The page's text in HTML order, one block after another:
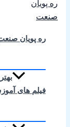
ره پویان
فیلم های